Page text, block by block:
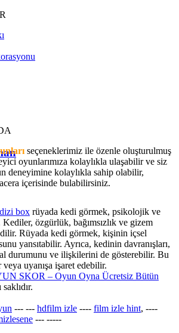
seçeneklerimiz ile özenle oluşturulmuş
oyunlarımıza kolaylıkla ulaşabilir ve siz
deneyimine kolaylıkla sahip olabilir,
içerisinde bulabilirsiniz.
dizi box rüyada kedi görmek​, psikolojik ve
özgürlük, bağımsızlık ve gizem
Rüyada kedi görmek, kişinin içsel
yansıtabilir. Ayrıca, kedinin davranışları,
durumunu ve ilişkilerini de gösterebilir. Bu
uyanışa işaret edebilir.
SKOR – Oyun Oyna Ücretsiz Bütün
--- --- hdfilm izle ---- film izle hint, ----
--- -----